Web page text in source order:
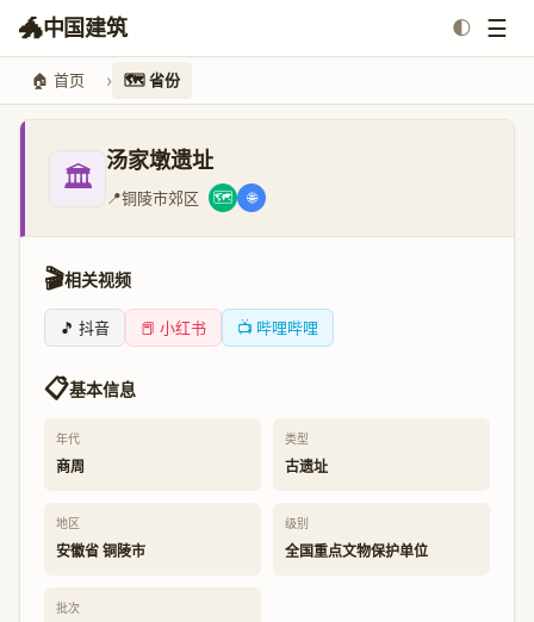
🐲中国建筑 🌓 ☰
🏠 首页 🗺️ 省份
🏛️ 汤家墩遗址
📍铜陵市郊区 🗺️ 🌐
🎬相关视频
🎵 抖音 📕 小红书 📺 哔哩哔哩
📋基本信息
年代
商周
类型
古遗址
地区
安徽省 铜陵市
级别
全国重点文物保护单位
批次